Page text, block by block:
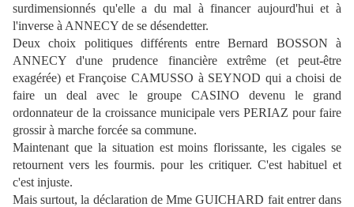
surdimensionnés qu'elle a du mal à financer aujourd'hui et à
l'inverse à ANNECY de se désendetter.
Deux choix politiques différents entre Bernard BOSSON à
ANNECY d'une prudence financière extrême (et peut-être
exagérée) et Françoise CAMUSSO à SEYNOD qui a choisi de
faire un deal avec le groupe CASINO devenu le grand
ordonnateur de la croissance municipale vers PERIAZ pour faire
grossir à marche forcée sa commune.
Maintenant que la situation est moins florissante, les cigales se
retournent vers les fourmis. pour les critiquer. C'est habituel et
c'est injuste.
Mais surtout, la déclaration de Mme GUICHARD fait entrer dans